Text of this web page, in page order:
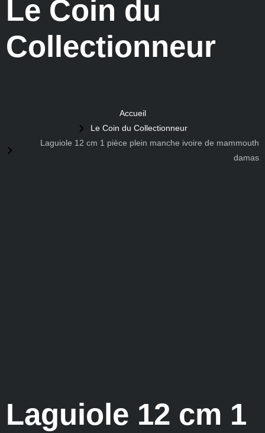
Le Coin du
Collectionneur
Accueil
Le Coin du Collectionneur
Laguiole 12 cm 1 pièce plein manche ivoire de mammouth
damas
Laguiole 12 cm 1